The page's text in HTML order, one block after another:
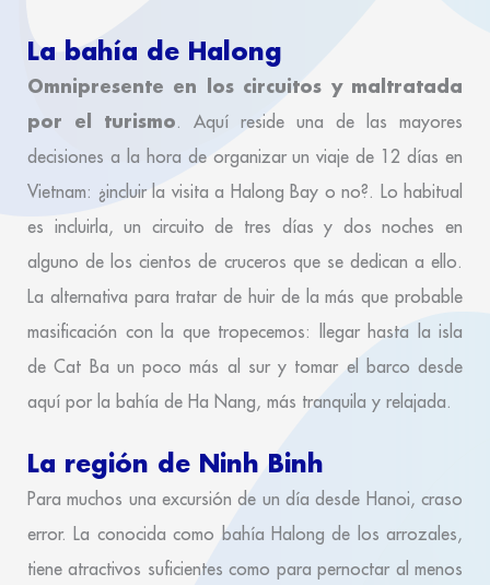
La bahía de Halong
Omnipresente en los circuitos y maltratada
por el turismo. Aquí reside una de las mayores
decisiones a la hora de organizar un viaje de 12 días en
Vietnam: ¿incluir la visita a Halong Bay o no?. Lo habitual
es incluirla, un circuito de tres días y dos noches en
alguno de los cientos de cruceros que se dedican a ello.
La alternativa para tratar de huir de la más que probable
masificación con la que tropecemos: llegar hasta la isla
de Cat Ba un poco más al sur y tomar el barco desde
aquí por la bahía de Ha Nang, más tranquila y relajada.
La región de Ninh Binh
Para muchos una excursión de un día desde Hanoi, craso
error. La conocida como bahía Halong de los arrozales,
tiene atractivos suficientes como para pernoctar al menos